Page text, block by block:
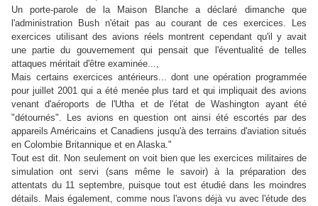
Un porte-parole de la Maison Blanche a déclaré dimanche que
l'administration Bush n'était pas au courant de ces exercices. Les
exercices utilisant des avions réels montrent cependant qu'il y avait
une partie du gouvernement qui pensait que l'éventualité de telles
attaques méritait d'être examinée...,
Mais certains exercices antérieurs... dont une opération programmée
pour juillet 2001 qui a été menée plus tard et qui impliquait des avions
venant d'aéroports de l'Utha et de l'état de Washington ayant été
"détournés". Les avions en question ont ainsi été escortés par des
appareils Américains et Canadiens jusqu'à des terrains d'aviation situés
en Colombie Britannique et en Alaska."
Tout est dit. Non seulement on voit bien que les exercices militaires de
simulation ont servi (sans même le savoir) à la préparation des
attentats du 11 septembre, puisque tout est étudié dans les moindres
détails. Mais également, comme nous l'avons déjà vu avec l'étude des